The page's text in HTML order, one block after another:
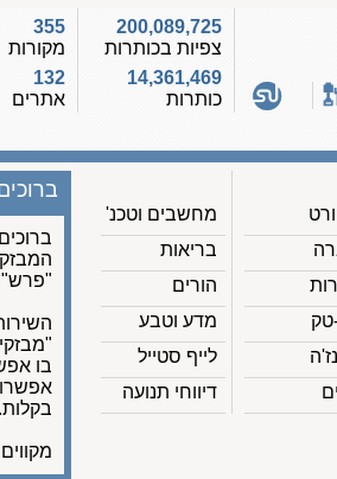
200,089,725
צפיות בכותרות
14,361,469
כותרות
355
מקורות
132
אתרים
מחשבים וטכנ'
בריאות
הורים
מדע וטבע
לייף סטייל
דיווחי תנועה
ברוכים
ברוכים
"פרש"!
השירות
בו
אפשרות
בקלות.
מקווים